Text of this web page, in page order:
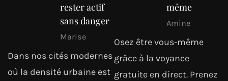
rester actif
sans danger
Marise
Dans nos cités modernes
où la densité urbaine est
même
Amine
Osez être vous-même
grâce à la voyance
gratuite en direct. Prenez